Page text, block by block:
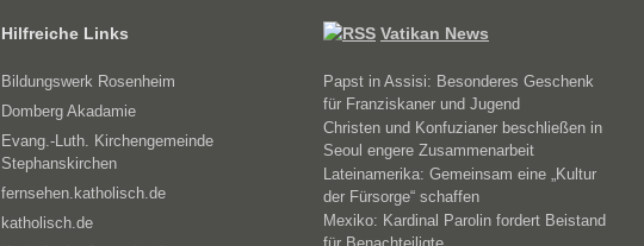
Hilfreiche Links
Bildungswerk Rosenheim
Domberg Akadamie
Evang.-Luth. Kirchengemeinde
Stephanskirchen
fernsehen.katholisch.de
katholisch.de
Vatikan News
Papst in Assisi: Besonderes Geschenk
für Franziskaner und Jugend
Christen und Konfuzianer beschließen in
Seoul engere Zusammenarbeit
Lateinamerika: Gemeinsam eine „Kultur
der Fürsorge“ schaffen
Mexiko: Kardinal Parolin fordert Beistand